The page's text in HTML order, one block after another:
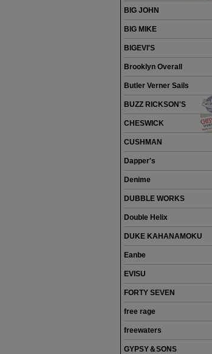
BIG JOHN
BIG MIKE
BIGEVI'S
Brooklyn Overall
Butler Verner Sails
BUZZ RICKSON'S
CHESWICK
CUSHMAN
Dapper's
Denime
DUBBLE WORKS
Double Helix
DUKE KAHANAMOKU
Eanbe
EVISU
FORTY SEVEN
free rage
freewaters
GYPSY＆SONS